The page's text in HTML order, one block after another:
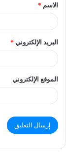
الاسم *
البريد الإلكتروني *
الموقع الإلكتروني